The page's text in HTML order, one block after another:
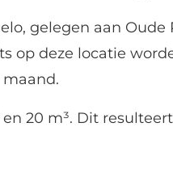
gelegen aan
op deze locatie
20 m³. Dit